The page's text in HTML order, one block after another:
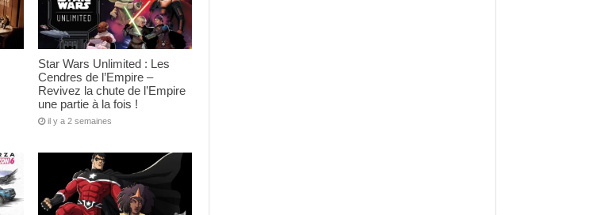
Star Wars Unlimited : Les
Cendres de l’Empire –
Revivez la chute de l’Empire
une partie à la fois !
il y a 2 semaines